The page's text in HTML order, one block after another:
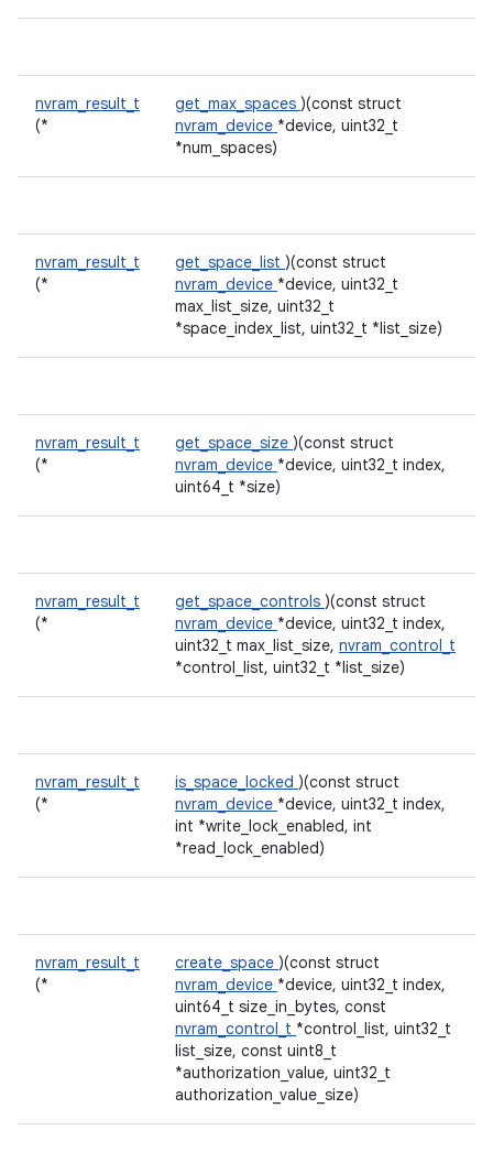
nvram_result_t
(*
get_max_spaces )(const struct
nvram_device *device, uint32_t
*num_spaces)
nvram_result_t
(*
get_space_list )(const struct
nvram_device *device, uint32_t
max_list_size, uint32_t
*space_index_list, uint32_t *list_size)
nvram_result_t
(*
get_space_size )(const struct
nvram_device *device, uint32_t index,
uint64_t *size)
nvram_result_t
(*
get_space_controls )(const struct
nvram_device *device, uint32_t index,
uint32_t max_list_size, nvram_control_t
*control_list, uint32_t *list_size)
nvram_result_t
(*
is_space_locked )(const struct
nvram_device *device, uint32_t index,
int *write_lock_enabled, int
*read_lock_enabled)
nvram_result_t
(*
create_space )(const struct
nvram_device *device, uint32_t index,
uint64_t size_in_bytes, const
nvram_control_t *control_list, uint32_t
list_size, const uint8_t
*authorization_value, uint32_t
authorization_value_size)